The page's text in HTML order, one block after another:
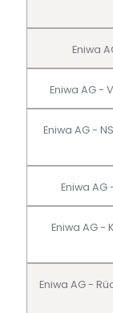
Eniwa
Eniwa AG -
Eniwa AG -
Eniwa AG
Eniwa AG
Eniwa AG -